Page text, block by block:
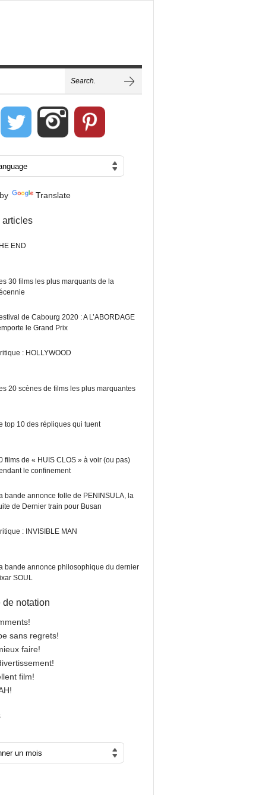
Translate
articles
END
30 films les plus marquants de la
de Cabourg 2020 : A L’ABORDAGE
le Grand Prix
: HOLLYWOOD
20 scènes de films les plus marquantes
top 10 des répliques qui tuent
films de « HUIS CLOS » à voir (ou pas)
le confinement
bande annonce folle de PENINSULA, la
de Dernier train pour Busan
: INVISIBLE MAN
bande annonce philosophique du dernier
SOUL
de notation
sans regrets!
faire!
film!